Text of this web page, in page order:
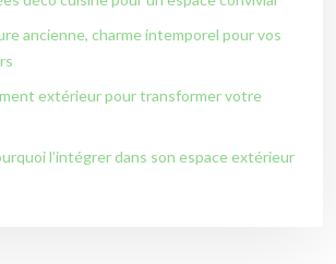
ancienne, charme intemporel pour vos
extérieur pour transformer votre
l’intégrer dans son espace extérieur